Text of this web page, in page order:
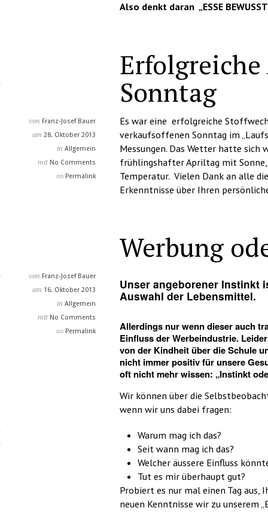
Also denkt daran „ESSE
Sonntag
von Franz-Josef Bauer
am 28. Oktober 2013
in Allgemein
mit No Comments
Permalink
Es war eine erfolgreiche
verkaufsoffenen Sonntag im
Messungen. Das Wetter hatte
frühlingshafter Apriltag mit Sonne,
Temperatur. Vielen Dank an alle
Erkenntnisse über Ihren
Werbung
von Franz-Josef Bauer
am 16. Oktober 2013
in Allgemein
mit No Comments
Permalink
Unser angeborener Instinkt
Auswahl der Lebensmittel.
Allerdings nur wenn dieser auch
Einfluss der Werbeindustrie.
von der Kindheit über die Schule
nicht immer positiv für unsere
oft nicht mehr wissen: „Instinkt
Wir können über die
wenn wir uns dabei fragen:
Warum mag ich das?
Seit wann mag ich das?
Welcher äussere Einfluss
Tut es mir überhaupt gut?
Probiert es nur mal einen Tag aus,
neuen Kenntnisse wir zu unserem